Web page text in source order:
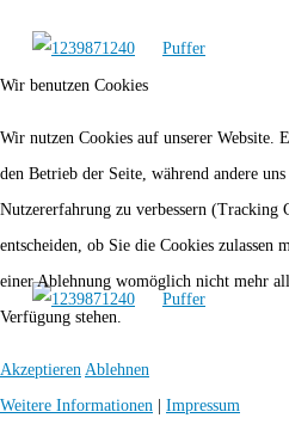
Puffer
Puffer
Wir benutzen Cookies
Wir nutzen Cookies auf unserer Website.
den Betrieb der Seite, während andere
Nutzererfahrung zu verbessern (Tracking
entscheiden, ob Sie die Cookies zulassen
einer Ablehnung womöglich nicht mehr
Verfügung stehen.
Akzeptieren Ablehnen
Weitere Informationen
Impressum